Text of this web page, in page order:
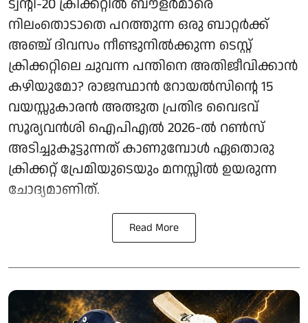
ട്വന്റി-20 ക്രിക്കറ്റില്‍ ബൗളര്‍മാരെ
നിലംതൊടാതെ പറത്തുന്ന ഒരു ബാറ്റര്‍ക്ക്
അഞ്ച് ദിവസം നീണ്ടുനില്‍ക്കുന്ന ടെസ്റ്റ്
ക്രിക്കറ്റിലെ ചുവന്ന പന്തിനെ അതിജീവിക്കാന്‍
കഴിയുമോ? രാജസ്ഥാന്‍ റോയല്‍സിന്റെ 15
വയസ്സുകാരന്‍ അത്ഭുത പ്രതിഭ വൈഭവ്
സൂര്യവൻശി ഐപിഎല്‍ 2026-ല്‍ റണ്‍സ്
അടിച്ചുകൂട്ടുന്നത് കാണുമ്പോള്‍ ഏതൊരു
ക്രിക്കറ്റ് പ്രേമിയുടെയും മനസ്സില്‍ ഉയരുന്ന
ചോദ്യമാണിത്.
Read More